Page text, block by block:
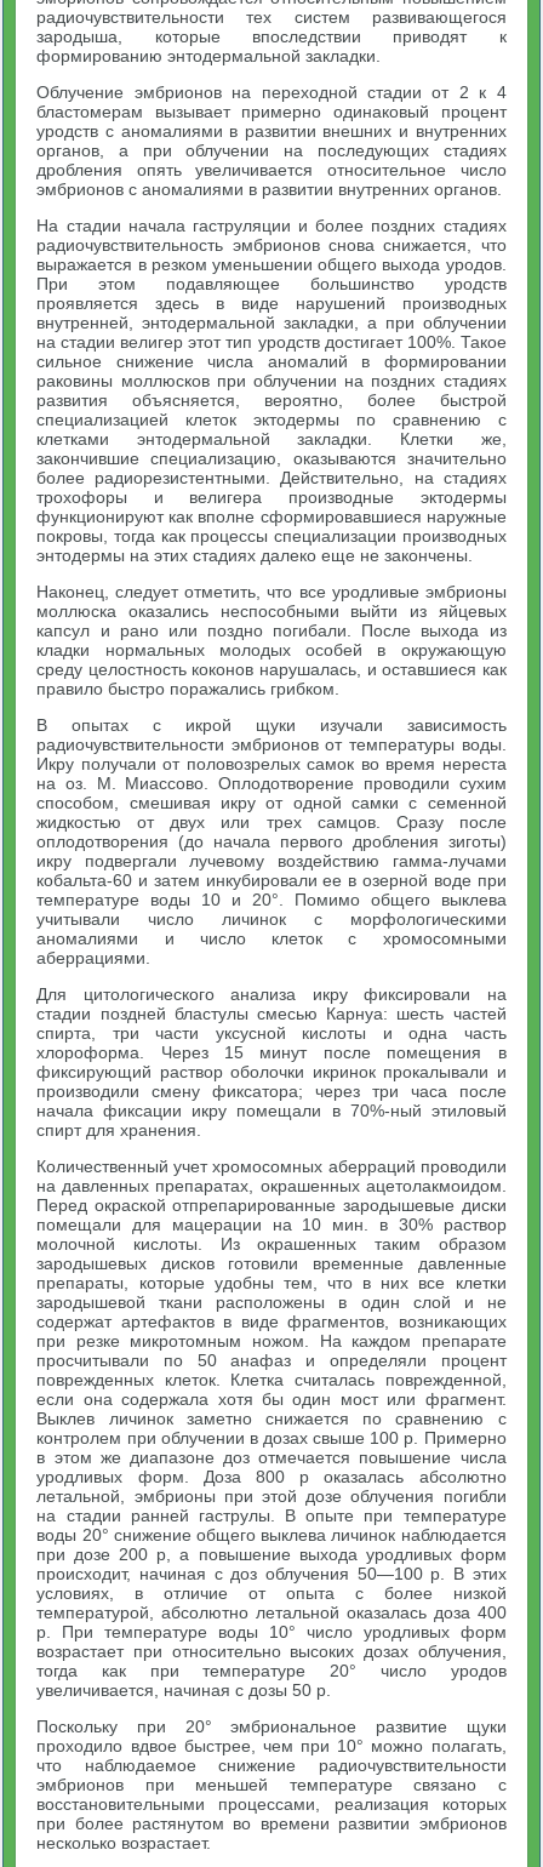
радиочувствительности тех систем развивающегося
зародыша, которые впоследствии приводят к
формированию энтодермальной закладки.
Облучение эмбрионов на переходной стадии от 2 к 4
бластомерам вызывает примерно одинаковый процент
уродств с аномалиями в развитии внешних и внутренних
органов, а при облучении на последующих стадиях
дробления опять увеличивается относительное число
эмбрионов с аномалиями в развитии внутренних органов.
На стадии начала гаструляции и более поздних стадиях
радиочувствительность эмбрионов снова снижается, что
выражается в резком уменьшении общего выхода уродов.
При этом подавляющее большинство уродств
проявляется здесь в виде нарушений производных
внутренней, энтодермальной закладки, а при облучении
на стадии велигер этот тип уродств достигает 100%. Такое
сильное снижение числа аномалий в формировании
раковины моллюсков при облучении на поздних стадиях
развития объясняется, вероятно, более быстрой
специализацией клеток эктодермы по сравнению с
клетками энтодермальной закладки. Клетки же,
закончившие специализацию, оказываются значительно
более радиорезистентными. Действительно, на стадиях
трохофоры и велигера производные эктодермы
функционируют как вполне сформировавшиеся наружные
покровы, тогда как процессы специализации производных
энтодермы на этих стадиях далеко еще не закончены.
Наконец, следует отметить, что все уродливые эмбрионы
моллюска оказались неспособными выйти из яйцевых
капсул и рано или поздно погибали. После выхода из
кладки нормальных молодых особей в окружающую
среду целостность коконов нарушалась, и оставшиеся как
правило быстро поражались грибком.
В опытах с икрой щуки изучали зависимость
радиочувствительности эмбрионов от температуры воды.
Икру получали от половозрелых самок во время нереста
на оз. М. Миассово. Оплодотворение проводили сухим
способом, смешивая икру от одной самки с семенной
жидкостью от двух или трех самцов. Сразу после
оплодотворения (до начала первого дробления зиготы)
икру подвергали лучевому воздействию гамма-лучами
кобальта-60 и затем инкубировали ее в озерной воде при
температуре воды 10 и 20°. Помимо общего выклева
учитывали число личинок с морфологическими
аномалиями и число клеток с хромосомными
аберрациями.
Для цитологического анализа икру фиксировали на
стадии поздней бластулы смесью Карнуа: шесть частей
спирта, три части уксусной кислоты и одна часть
хлороформа. Через 15 минут после помещения в
фиксирующий раствор оболочки икринок прокалывали и
производили смену фиксатора; через три часа после
начала фиксации икру помещали в 70%-ный этиловый
спирт для хранения.
Количественный учет хромосомных аберраций проводили
на давленных препаратах, окрашенных ацетолакмоидом.
Перед окраской отпрепарированные зародышевые диски
помещали для мацерации на 10 мин. в 30% раствор
молочной кислоты. Из окрашенных таким образом
зародышевых дисков готовили временные давленные
препараты, которые удобны тем, что в них все клетки
зародышевой ткани расположены в один слой и не
содержат артефактов в виде фрагментов, возникающих
при резке микротомным ножом. На каждом препарате
просчитывали по 50 анафаз и определяли процент
поврежденных клеток. Клетка считалась поврежденной,
если она содержала хотя бы один мост или фрагмент.
Выклев личинок заметно снижается по сравнению с
контролем при облучении в дозах свыше 100 р. Примерно
в этом же диапазоне доз отмечается повышение числа
уродливых форм. Доза 800 р оказалась абсолютно
летальной, эмбрионы при этой дозе облучения погибли
на стадии ранней гаструлы. В опыте при температуре
воды 20° снижение общего выклева личинок наблюдается
при дозе 200 р, а повышение выхода уродливых форм
происходит, начиная с доз облучения 50—100 р. В этих
условиях, в отличие от опыта с более низкой
температурой, абсолютно летальной оказалась доза 400
р. При температуре воды 10° число уродливых форм
возрастает при относительно высоких дозах облучения,
тогда как при температуре 20° число уродов
увеличивается, начиная с дозы 50 р.
Поскольку при 20° эмбриональное развитие щуки
проходило вдвое быстрее, чем при 10° можно полагать,
что наблюдаемое снижение радиочувствительности
эмбрионов при меньшей температуре связано с
восстановительными процессами, реализация которых
при более растянутом во времени развитии эмбрионов
несколько возрастает.